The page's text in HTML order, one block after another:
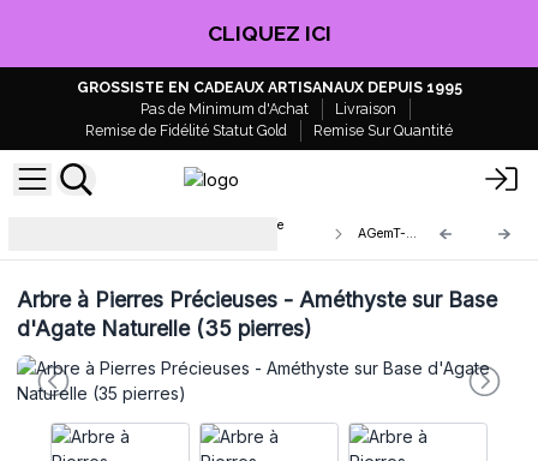
EN PROFITER !
GROSSISTE EN CADEAUX ARTISANAUX DEPUIS 1995
Pas de Minimum d'Achat
Livraison
Remise de Fidélité Statut Gold
Remise Sur Quantité
Arbre à Pierres Précieuses sur Base
AGemT-02
Arbre à Pierres Précieuses - Améthyste sur Base
d'Agate Naturelle (35 pierres)